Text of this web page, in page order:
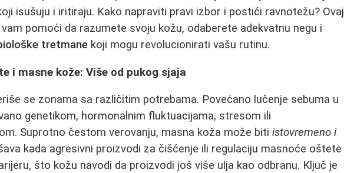
isušuju i iritiraju. Kako napraviti pravi izbor i postići ravnotežu? Ovaj
pomoći da razumete svoju kožu, odaberete adekvatnu negu i
tretmane koji mogu revolucionirati vašu rutinu.
i masne kože: Više od pukog sjaja
se zonama sa različitim potrebama. Povećano lučenje sebuma u
genetikom, hormonalnim fluktuacijama, stresom ili
Suprotno čestom verovanju, masna koža može bitiistovremeno i
kada agresivni proizvodi za čišćenje ili regulaciju masnoće oštete
što kožu navodi da proizvodi još više ulja kao odbranu. Ključ je